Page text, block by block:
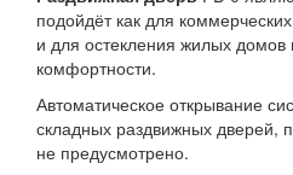
подойдёт как для
и для остекления жилых
комфортности.
Автоматическое открывание
складных раздвижных дверей,
не предусмотрено.